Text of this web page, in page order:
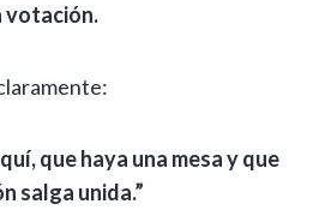
votación.
que haya una mesa y que
salga unida.”